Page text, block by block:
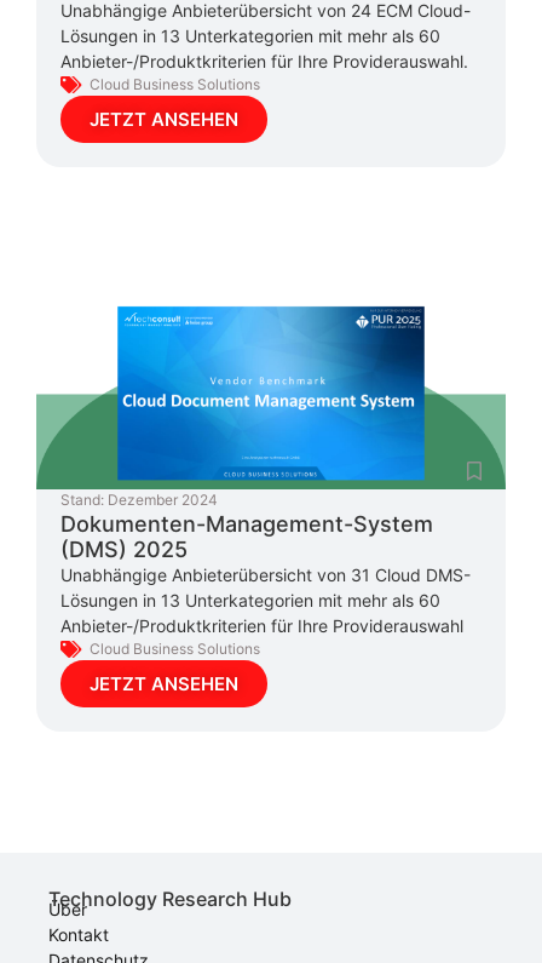
Unabhängige Anbieterübersicht von 24 ECM Cloud-
Lösungen in 13 Unterkategorien mit mehr als 60
Anbieter-/Produktkriterien für Ihre Providerauswahl.
Cloud Business Solutions
JETZT ANSEHEN
Stand: Dezember 2024
Dokumenten-Management-System
(DMS) 2025
Unabhängige Anbieterübersicht von 31 Cloud DMS-
Lösungen in 13 Unterkategorien mit mehr als 60
Anbieter-/Produktkriterien für Ihre Providerauswahl
Cloud Business Solutions
JETZT ANSEHEN
Technology Research Hub
Über
Kontakt